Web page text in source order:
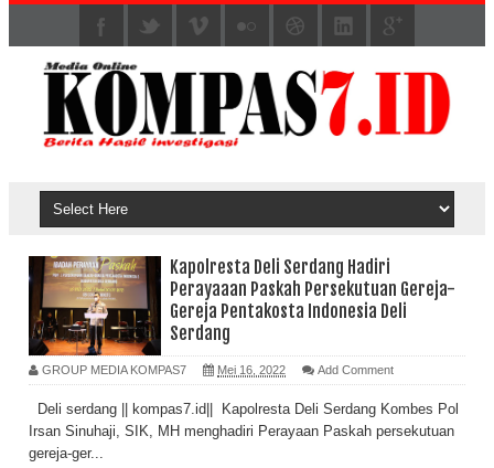
Kapolresta Deli Serdang Hadiri
Perayaaan Paskah Persekutuan Gereja-
Gereja Pentakosta Indonesia Deli
Serdang
GROUP MEDIA KOMPAS7 Mei 16, 2022 Add Comment
Deli serdang || kompas7.id|| Kapolresta Deli Serdang Kombes Pol
Irsan Sinuhaji, SIK, MH menghadiri Perayaan Paskah persekutuan
gereja-ger...